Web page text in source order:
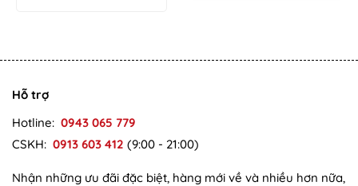
Hỗ trợ
Hotline: 0943 065 779
CSKH: 0913 603 412 (9:00 - 21:00)
Nhận những ưu đãi đặc biệt, hàng mới về và nhiều hơn nữa,